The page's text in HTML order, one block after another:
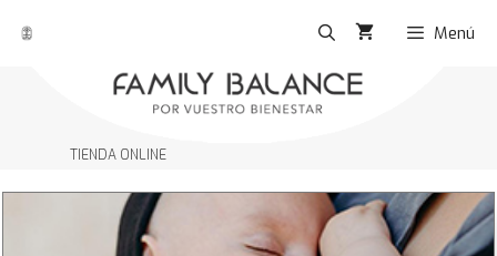
Menú
TIENDA ONLINE